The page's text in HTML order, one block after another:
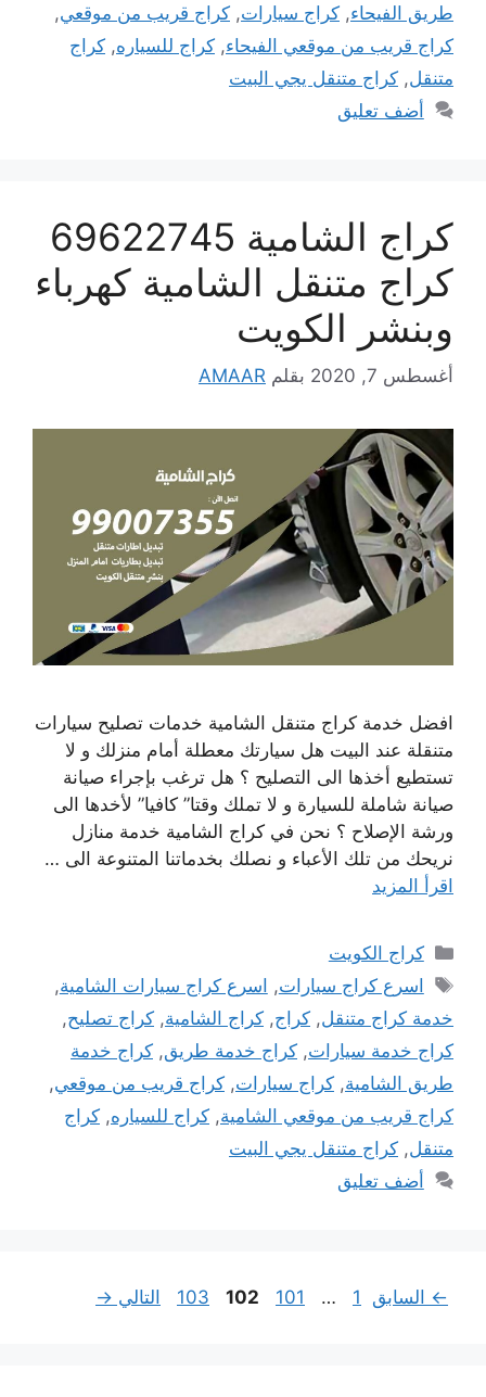
طريق الفيحاء, كراج سيارات, كراج قريب من موقعي,
كراج قريب من موقعي الفيحاء, كراج للسياره, كراج
متنقل, كراج متنقل يجي البيت
أضف تعليق
كراج الشامية 69622745
كراج متنقل الشامية كهرباء
وبنشر الكويت
أغسطس 7, 2020 بقلم AMAAR
افضل خدمة كراج متنقل الشامية خدمات تصليح سيارات
متنقلة عند البيت هل سيارتك معطلة أمام منزلك و لا
تستطيع أخذها الى التصليح ؟ هل ترغب بإجراء صيانة
صيانة شاملة للسيارة و لا تملك وقتا” كافيا” لأخدها الى
ورشة الإصلاح ؟ نحن في كراج الشامية خدمة منازل
نريحك من تلك الأعباء و نصلك بخدماتنا المتنوعة الى …
اقرأ المزيد
التصنيفات
كراج الكويت
الوسوم
اسرع كراج سيارات, اسرع كراج سيارات الشامية,
خدمة كراج متنقل, كراج, كراج الشامية, كراج تصليح,
كراج خدمة سيارات, كراج خدمة طريق, كراج خدمة
طريق الشامية, كراج سيارات, كراج قريب من موقعي,
كراج قريب من موقعي الشامية, كراج للسياره, كراج
متنقل, كراج متنقل يجي البيت
أضف تعليق
← السابق Page
1
…
Page
101
Page
102
Page
103 التالي →